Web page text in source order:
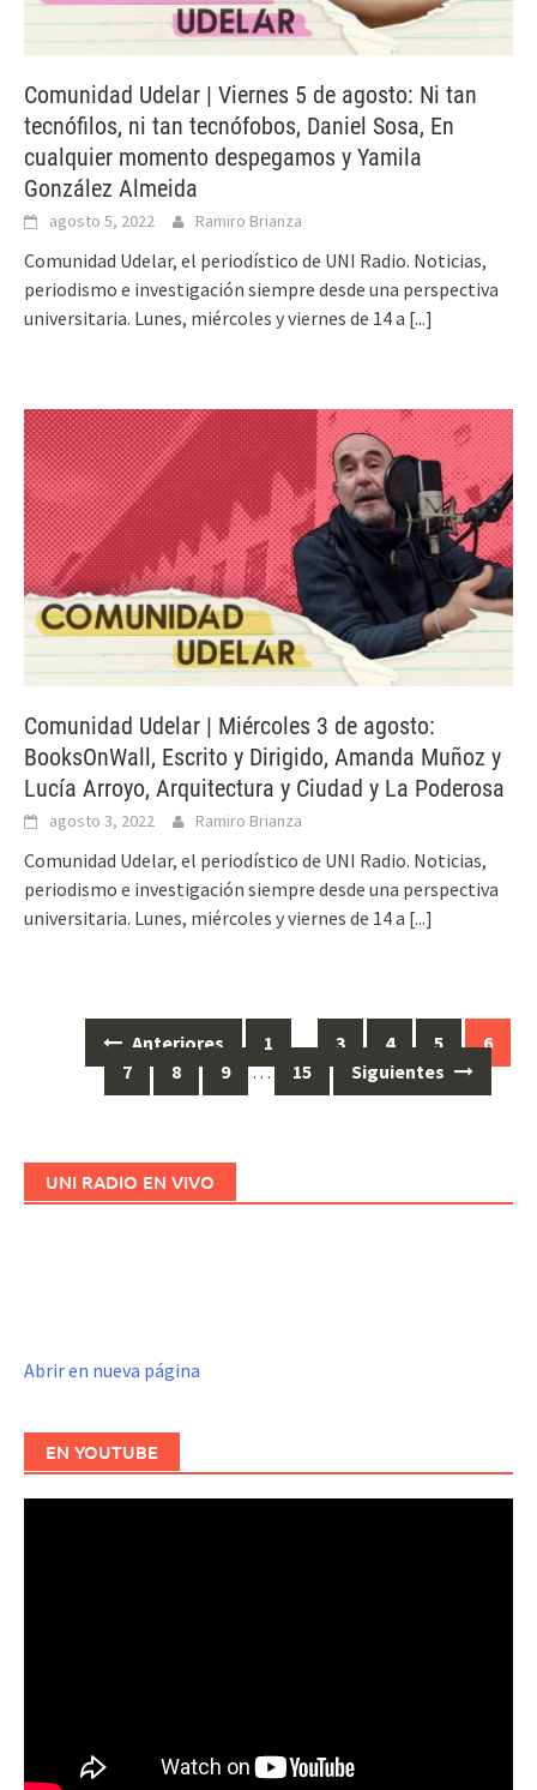
Comunidad Udelar | Viernes 5 de agosto: Ni tan
tecnófilos, ni tan tecnófobos, Daniel Sosa, En
cualquier momento despegamos y Yamila
González Almeida
agosto 5, 2022 Ramiro Brianza
Comunidad Udelar, el periodístico de UNI Radio. Noticias,
periodismo e investigación siempre desde una perspectiva
universitaria. Lunes, miércoles y viernes de 14 a [...]
Comunidad Udelar | Miércoles 3 de agosto:
BooksOnWall, Escrito y Dirigido, Amanda Muñoz y
Lucía Arroyo, Arquitectura y Ciudad y La Poderosa
agosto 3, 2022 Ramiro Brianza
Comunidad Udelar, el periodístico de UNI Radio. Noticias,
periodismo e investigación siempre desde una perspectiva
universitaria. Lunes, miércoles y viernes de 14 a [...]
Anteriores 1 … 3 4 5
6
7
8 9 … 15 Siguientes
UNI RADIO EN VIVO
Abrir en nueva página
EN YOUTUBE